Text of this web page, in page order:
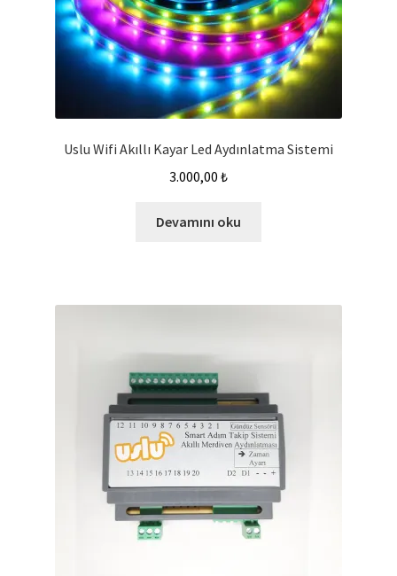
Uslu Wifi Akıllı Kayar Led Aydınlatma Sistemi
3.000,00 ₺
Devamını oku